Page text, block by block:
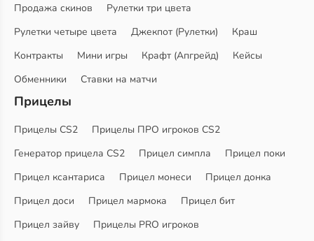
Продажа скинов
Рулетки три цвета
Рулетки четыре цвета
Джекпот (Рулетки)
Краш
Контракты
Мини игры Крафт (Апгрейд)
Кейсы
Обменники
Ставки на матчи
Прицелы
Прицелы CS2
Прицелы ПРО игроков CS2
Генератор прицела CS2
Прицел симпла
Прицел поки
Прицел ксантариса
Прицел монеси
Прицел донка
Прицел доси
Прицел мармока
Прицел бит
Прицел зайву
Прицелы PRO игроков